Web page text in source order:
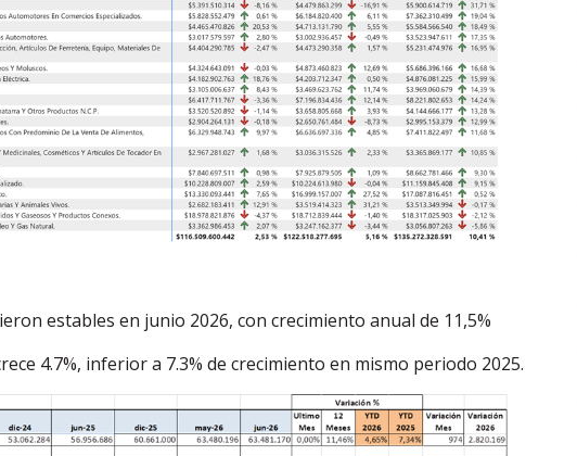
estables en junio 2026, con crecimiento anual de 11,5%
4.7%, inferior a 7.3% de crecimiento en mismo periodo 2025.